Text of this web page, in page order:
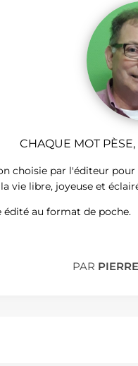
CHAQUE MOT
choisie par l'éditeur
vie libre, joyeuse et
au format de poche.
PAR